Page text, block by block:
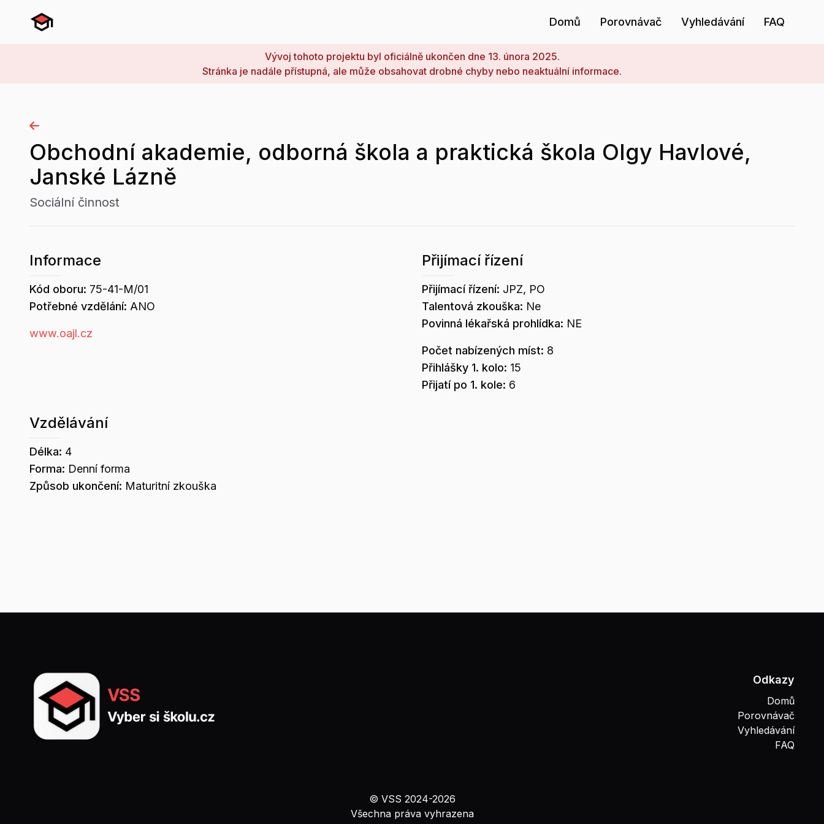
Domů Porovnávač Vyhledávání FAQ
Vývoj tohoto projektu byl oficiálně ukončen dne 13. února 2025.
Stránka je nadále přístupná, ale může obsahovat drobné chyby nebo neaktuální informace.
Obchodní akademie, odborná škola a praktická škola Olgy Havlové,
Janské Lázně
Sociální činnost
Informace
Kód oboru: 75-41-M/01
Potřebné vzdělání: ANO
www.oajl.cz
Přijímací řízení
Přijímací řízení: JPZ, PO
Talentová zkouška: Ne
Povinná lékařská prohlídka: NE
Počet nabízených míst: 8
Přihlášky 1. kolo: 15
Přijatí po 1. kole: 6
Vzdělávání
Délka: 4
Forma: Denní forma
Způsob ukončení: Maturitní zkouška
Odkazy
Domů
Porovnávač
Vyhledávání
FAQ
© VSS 2024-2026
Všechna práva vyhrazena